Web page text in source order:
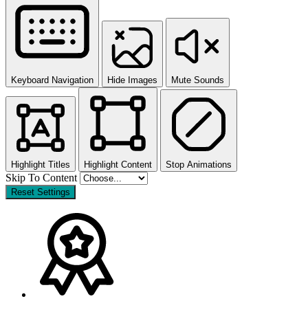
Keyboard Navigation Hide Images Mute Sounds
Highlight Titles Highlight Content Stop Animations
Skip To Content
Reset Settings